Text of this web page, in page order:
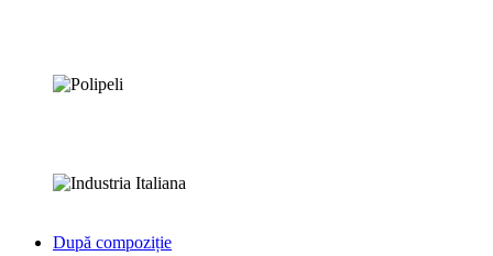
După compoziție